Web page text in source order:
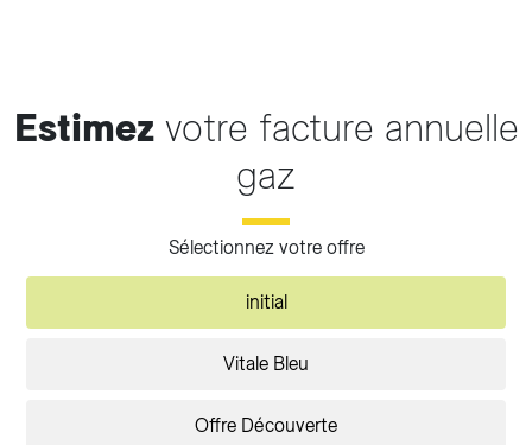
Estimezvotre facture annuelle
gaz
Sélectionnez votre offre
initial
Vitale Bleu
Offre Découverte